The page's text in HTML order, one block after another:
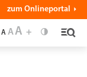
zum Onlineportal
A AA +